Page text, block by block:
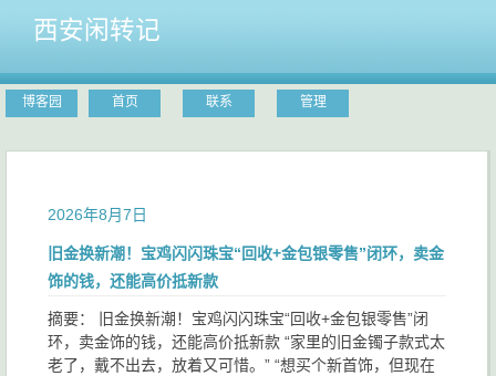
西安闲转记
博客园 首页 联系 管理
2026年8月7日
旧金换新潮！宝鸡闪闪珠宝“回收+金包银零售”闭环，卖金
饰的钱，还能高价抵新款
摘要： 旧金换新潮！宝鸡闪闪珠宝“回收+金包银零售”闭
环，卖金饰的钱，还能高价抵新款 “家里的旧金镯子款式太
老了，戴不出去，放着又可惜。” “想买个新首饰，但现在